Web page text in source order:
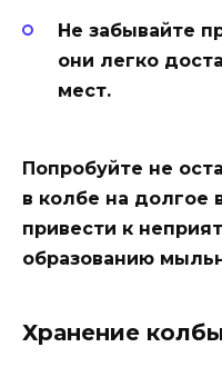
Не забывайте
они легко
мест.
Попробуйте не
в колбе на долгое
привести к
образованию
Хранение